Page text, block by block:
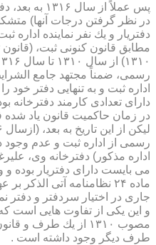
پس عملاً از
در نظر گرفتن درجات آنها)
دفتریار و یك نفر نماینده اداره
مطابق قانون كنونی ثبت،
رسمی، ضمناً مجتهد جامع
اداره ثبت و به تنهایی دفتر خود
دارای تعدادی كارمند
در زمان حاكمیت قانون یاد شده
رسمی از اداره ثبت و عدم وجود
اداره مذكور) دفترخانه وی،
می بایست دارای دفتریار بوده و
ماده ۲۴ نظامنامه آتی
جاری در اختیار سردفتر و دفتر
و این یكی از تفاوت هایی است
طرف دیگر وجود داشته است .